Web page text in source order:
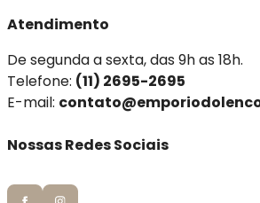
Atendimento
De segunda a sexta, das 9h as 18h.
Telefone: (11) 2695-2695
E-mail:
Nossas Redes Sociais